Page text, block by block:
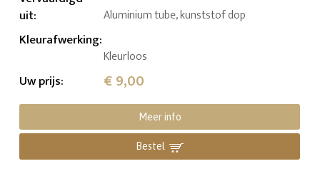
uit: Aluminium tube, kunststof dop
Kleurafwerking:
Kleurloos
Uw prijs: € 9,00
Meer info
Bestel